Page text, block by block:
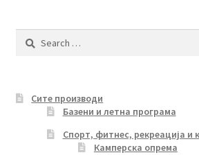
Search
Сите производи
Базени и летна програма
Спорт, фитнес, рекреација и
Камперска опрема